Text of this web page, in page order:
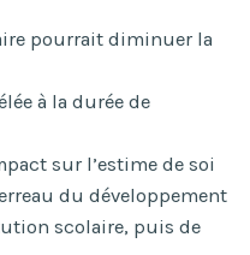
pourrait diminuer la
à la durée de
sur l’estime de soi
du développement
scolaire, puis de